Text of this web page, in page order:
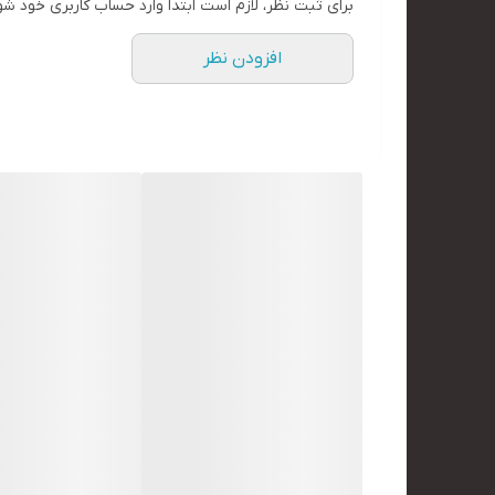
برای ثبت نظر، لازم است ابتدا وارد حساب کاربری خود
افزودن نظر